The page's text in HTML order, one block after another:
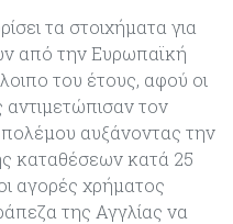
τα στοιχήματα για
από την Ευρωπαϊκή
του έτους, αφού οι
αντιμετώπισαν τον
αυξάνοντας την
καταθέσεων κατά 25
αγορές χρήματος
της Αγγλίας να